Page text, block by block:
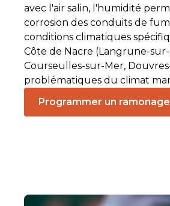
avec l'air salin, l'humidité
corrosion des conduits de
conditions climatiques
Côte de Nacre (Langrune-
Courseulles-sur-Mer,
problématiques du climat
Programmer un ramonage